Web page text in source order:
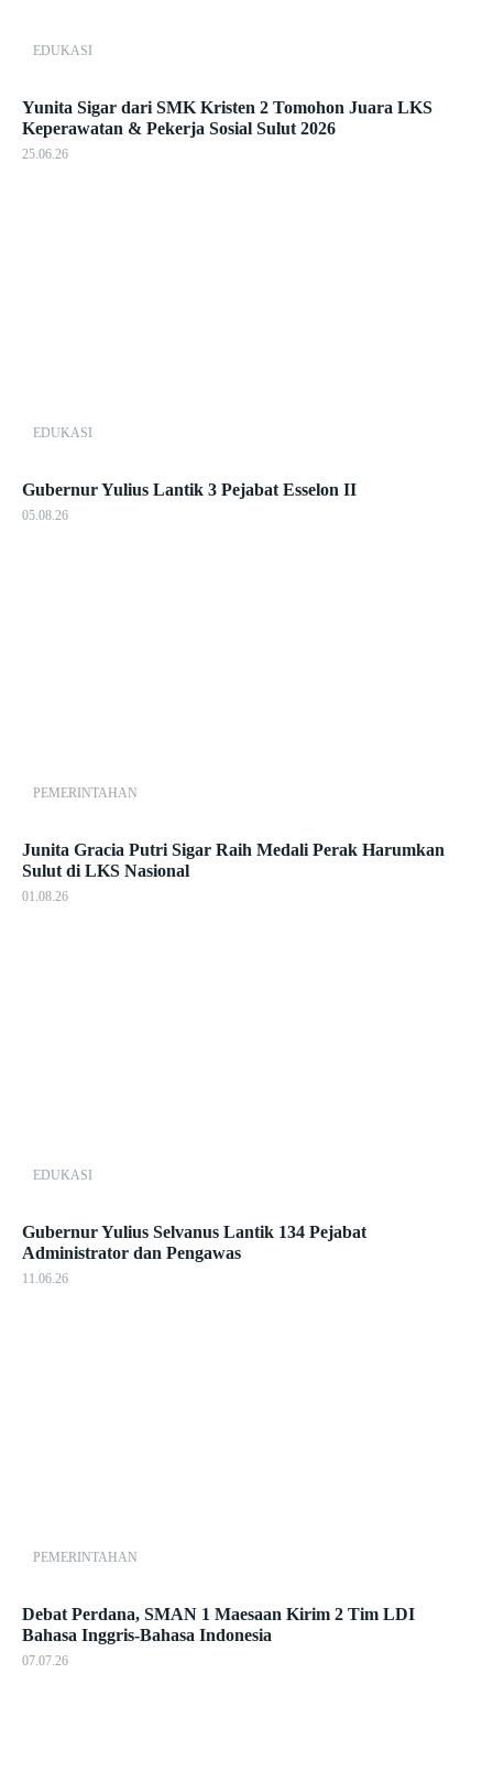
EDUKASI
Yunita Sigar dari SMK Kristen 2 Tomohon Juara LKS
Keperawatan & Pekerja Sosial Sulut 2026
25.06.26
EDUKASI
Gubernur Yulius Lantik 3 Pejabat Esselon II
05.08.26
PEMERINTAHAN
Junita Gracia Putri Sigar Raih Medali Perak Harumkan
Sulut di LKS Nasional
01.08.26
EDUKASI
Gubernur Yulius Selvanus Lantik 134 Pejabat
Administrator dan Pengawas
11.06.26
PEMERINTAHAN
Debat Perdana, SMAN 1 Maesaan Kirim 2 Tim LDI
Bahasa Inggris-Bahasa Indonesia
07.07.26